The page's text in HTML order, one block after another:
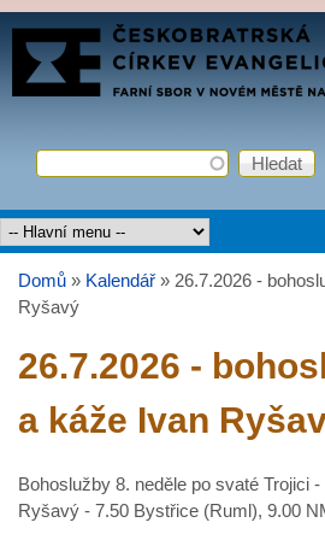
Přejít k hlavnímu
FARNÍ
SBOR
Vyhledávání
Hledat
Hlavní menu
Jste zde
Domů » Kalendář » 26.7.2026 -
Ryšavý
26.7.2026 -
a káže Ivan
Bohoslužby 8. neděle po svaté Trojici
Ryšavý - 7.50 Bystřice (Ruml), 9.00